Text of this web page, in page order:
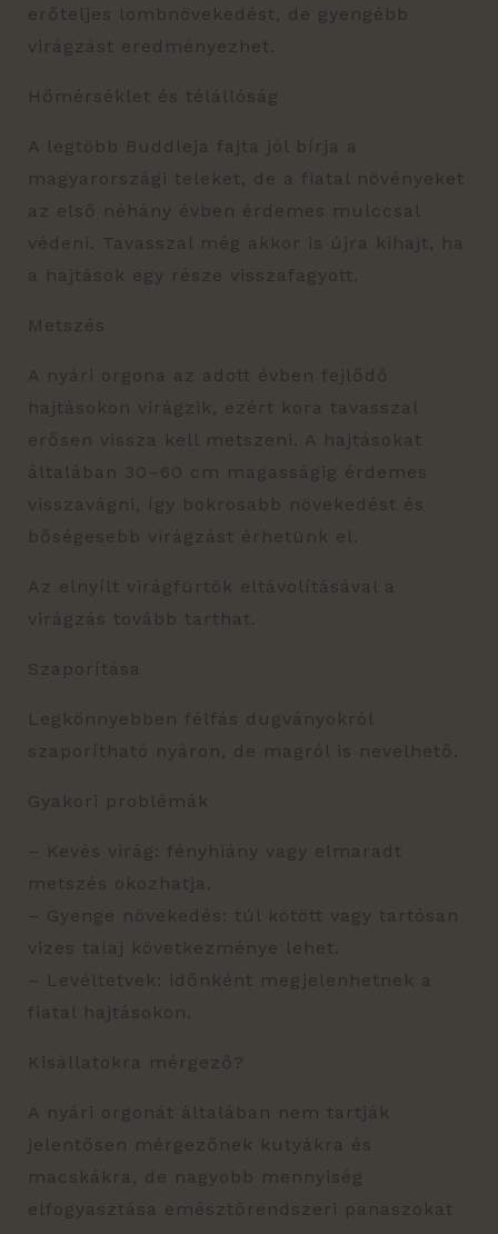
erőteljes lombnövekedést, de gyengébb
virágzást eredményezhet.
Hőmérséklet és télállóság
A legtöbb Buddleja fajta jól bírja a
magyarországi teleket, de a fiatal növényeket
az első néhány évben érdemes mulccsal
védeni. Tavasszal még akkor is újra kihajt, ha
a hajtások egy része visszafagyott.
Metszés
A nyári orgona az adott évben fejlődő
hajtásokon virágzik, ezért kora tavasszal
erősen vissza kell metszeni. A hajtásokat
általában 30–60 cm magasságig érdemes
visszavágni, így bokrosabb növekedést és
bőségesebb virágzást érhetünk el.
Az elnyílt virágfürtök eltávolításával a
virágzás tovább tarthat.
Szaporítása
Legkönnyebben félfás dugványokról
szaporítható nyáron, de magról is nevelhető.
Gyakori problémák
– Kevés virág: fényhiány vagy elmaradt
metszés okozhatja.
– Gyenge növekedés: túl kötött vagy tartósan
vizes talaj következménye lehet.
– Levéltetvek: időnként megjelenhetnek a
fiatal hajtásokon.
Kisállatokra mérgező?
A nyári orgonát általában nem tartják
jelentősen mérgezőnek kutyákra és
macskákra, de nagyobb mennyiség
elfogyasztása emésztőrendszeri panaszokat